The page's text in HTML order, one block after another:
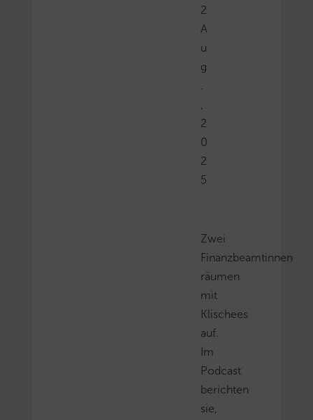
2
A
u
g
.
,
2
0
2
5
Zwei
Finanzbeamtinnen
räumen
mit
Klischees
auf.
Im
Podcast
berichten
sie,